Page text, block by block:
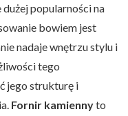
dużej popularności na
bowiem jest
nadaje wnętrzu stylu i
tego
jego strukturę i
Fornir kamiennyto